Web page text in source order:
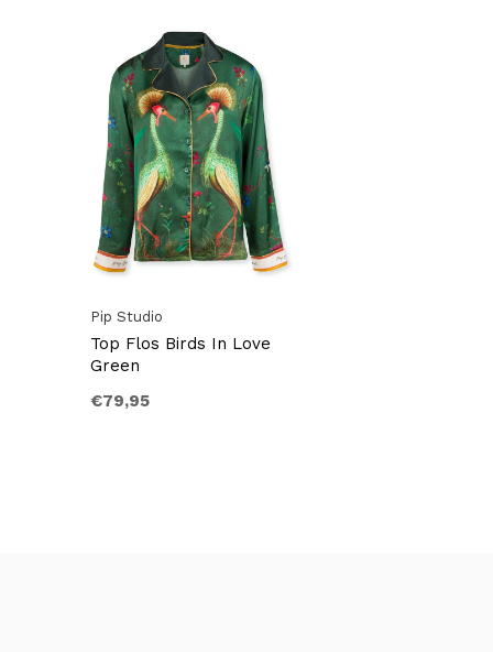
Pip Studio
Top Flos Birds In Love
Green
€79,95